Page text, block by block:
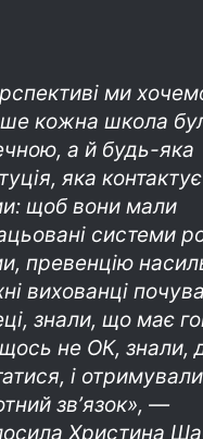
ми
кожна школа
а й будь-яка
яка
щоб вони мали
системи
превенцію
вихованці
знали, що має
не ОК, знали,
і отримували
звʼязок», —
Христина